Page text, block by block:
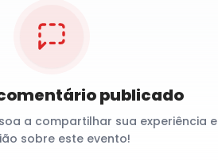
publicado
a compartilhar sua experiência e
sobre este evento!